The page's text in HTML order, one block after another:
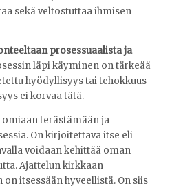
sekä veltostuttaa ihmisen
prosessuaalista ja
läpi käyminen on tärkeää
hyödyllisyys tai tehokkuus
ei korvaa tätä.
terästämään ja
On kirjoitettava itse eli
voidaan kehittää oman
Ajattelun kirkkaan
itsessään hyveellistä. On siis